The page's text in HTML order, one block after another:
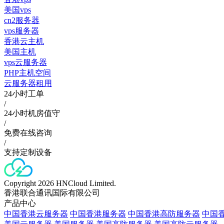
美国vps
cn2服务器
vps服务器
香港云主机
美国主机
vps云服务器
PHP主机空间
云服务器租用
24小时工单
/
24小时机房值守
/
免费在线咨询
/
支持定制设备
Copyright 2026 HNCloud Limited.
香港联合通讯国际有限公司
产品中心
中国香港云服务器 中国香港服务器 中国香港高防服务器 中国